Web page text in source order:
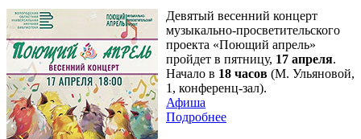
Девятый весенний концерт
музыкально-просветительского
проекта «Поющий апрель»
пройдет в пятницу, 17 апреля.
Начало в 18 часов (М. Ульяновой,
1, конференц-зал).
Афиша
Подробнее